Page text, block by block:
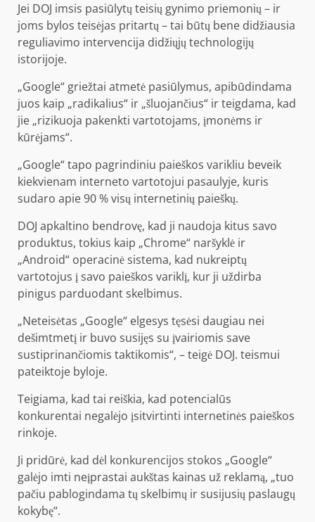
Jei DOJ imsis pasiūlytų teisių gynimo priemonių – ir
joms bylos teisėjas pritartų – tai būtų bene didžiausia
reguliavimo intervencija didžiųjų technologijų
istorijoje.
„Google“ griežtai atmetė pasiūlymus, apibūdindama
juos kaip „radikalius“ ir „šluojančius“ ir teigdama, kad
jie „rizikuoja pakenkti vartotojams, įmonėms ir
kūrėjams“.
„Google“ tapo pagrindiniu paieškos varikliu beveik
kiekvienam interneto vartotojui pasaulyje, kuris
sudaro apie 90 % visų internetinių paieškų.
DOJ apkaltino bendrovę, kad ji naudoja kitus savo
produktus, tokius kaip „Chrome“ naršyklė ir
„Android“ operacinė sistema, kad nukreiptų
vartotojus į savo paieškos variklį, kur ji uždirba
pinigus parduodant skelbimus.
„Neteisėtas „Google“ elgesys tęsėsi daugiau nei
dešimtmetį ir buvo susijęs su įvairiomis save
sustiprinančiomis taktikomis“, – teigė DOJ. teismui
pateiktoje byloje.
Teigiama, kad tai reiškia, kad potencialūs
konkurentai negalėjo įsitvirtinti internetinės paieškos
rinkoje.
Ji pridūrė, kad dėl konkurencijos stokos „Google“
galėjo imti neįprastai aukštas kainas už reklamą, „tuo
pačiu pablogindama tų skelbimų ir susijusių paslaugų
kokybę“.